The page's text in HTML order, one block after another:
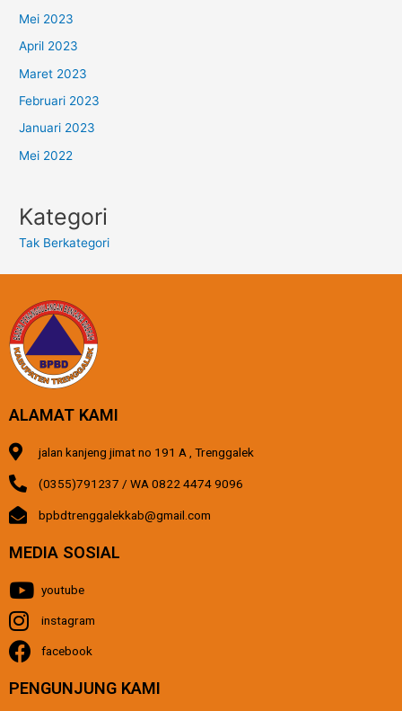
Mei 2023
April 2023
Maret 2023
Februari 2023
Januari 2023
Mei 2022
Kategori
Tak Berkategori
ALAMAT KAMI
jalan kanjeng jimat no 191 A , Trenggalek
(0355)791237 / WA 0822 4474 9096
bpbdtrenggalekkab@gmail.com
MEDIA SOSIAL
youtube
instagram
facebook
PENGUNJUNG KAMI